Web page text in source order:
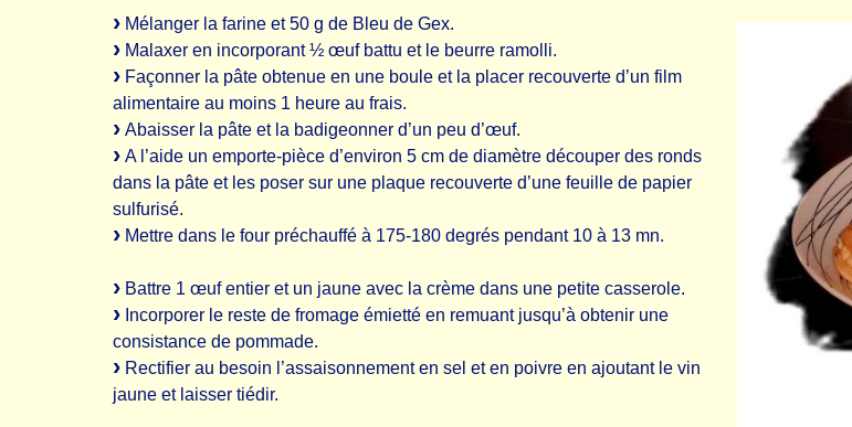
Mélanger la farine et 50 g de Bleu de Gex.
Malaxer en incorporant ½ œuf battu et le beurre ramolli.
Façonner la pâte obtenue en une boule et la placer recouverte d’un film
alimentaire au moins 1 heure au frais.
Abaisser la pâte et la badigeonner d’un peu d’œuf.
A l’aide un emporte-pièce d’environ 5 cm de diamètre découper des ronds
dans la pâte et les poser sur une plaque recouverte d’une feuille de papier
sulfurisé.
Mettre dans le four préchauffé à 175-180 degrés pendant 10 à 13 mn.
Battre 1 œuf entier et un jaune avec la crème dans une petite casserole.
Incorporer le reste de fromage émietté en remuant jusqu’à obtenir une
consistance de pommade.
Rectifier au besoin l’assaisonnement en sel et en poivre en ajoutant le vin
jaune et laisser tiédir.